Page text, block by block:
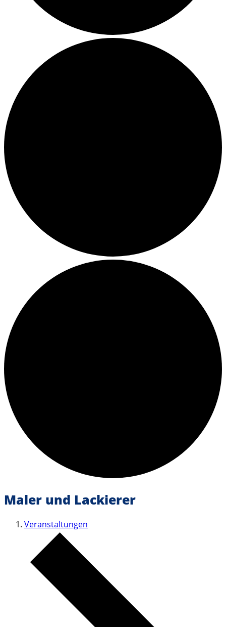
Maler und Lackierer
Veranstaltungen